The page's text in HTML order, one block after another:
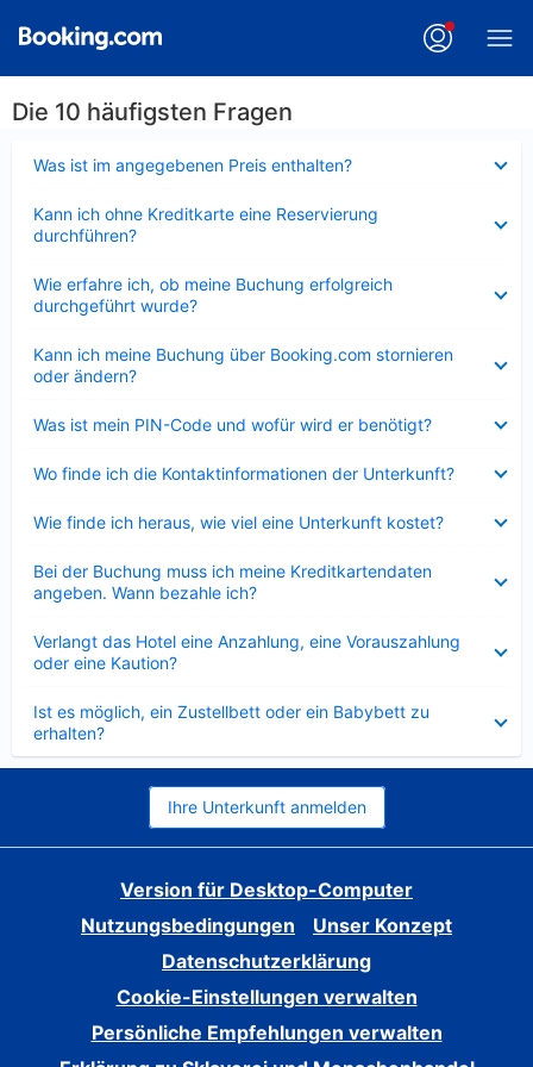
Die 10 häufigsten Fragen
Was ist im angegebenen Preis enthalten?
Kann ich ohne Kreditkarte eine Reservierung
durchführen?
Wie erfahre ich, ob meine Buchung erfolgreich
durchgeführt wurde?
Kann ich meine Buchung über Booking.com stornieren
oder ändern?
Was ist mein PIN-Code und wofür wird er benötigt?
Wo finde ich die Kontaktinformationen der Unterkunft?
Wie finde ich heraus, wie viel eine Unterkunft kostet?
Bei der Buchung muss ich meine Kreditkartendaten
angeben. Wann bezahle ich?
Verlangt das Hotel eine Anzahlung, eine Vorauszahlung
oder eine Kaution?
Ist es möglich, ein Zustellbett oder ein Babybett zu
erhalten?
Ihre Unterkunft anmelden
Version für Desktop-Computer
Nutzungsbedingungen
Unser Konzept
Datenschutzerklärung
Cookie-Einstellungen verwalten
Persönliche Empfehlungen verwalten